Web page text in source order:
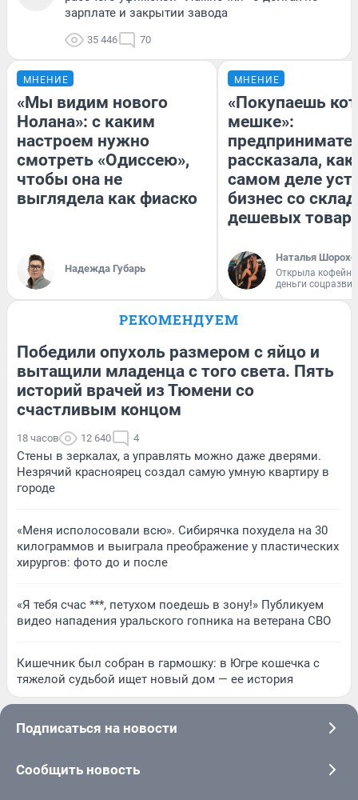
зарплате и закрытии завода
35 446 70
МНЕНИЕ
«Мы видим нового
Нолана»: с каким
настроем нужно
смотреть «Одиссею»,
чтобы она не
выглядела как фиаско
Надежда Губарь
МНЕНИЕ
«Покупаешь
мешке»:
рассказала, как
самом деле
бизнес со
дешевых
Наталья
Открыла
деньги
РЕКОМЕНДУЕМ
Победили опухоль размером с яйцо и
вытащили младенца с того света. Пять
историй врачей из Тюмени со
счастливым концом
18 часов 12 640 4
Стены в зеркалах, а управлять можно даже дверями.
Незрячий красноярец создал самую умную квартиру в
городе
«Меня исполосовали всю». Сибирячка похудела на 30
килограммов и выиграла преображение у пластических
хирургов: фото до и после
«Я тебя счас ***, петухом поедешь в зону!» Публикуем
видео нападения уральского гопника на ветерана СВО
Кишечник был собран в гармошку: в Югре кошечка с
тяжелой судьбой ищет новый дом — ее история
Подписаться на новости
Сообщить новость